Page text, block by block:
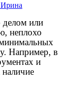
делом или
неплохо
Например, в
и
наличие